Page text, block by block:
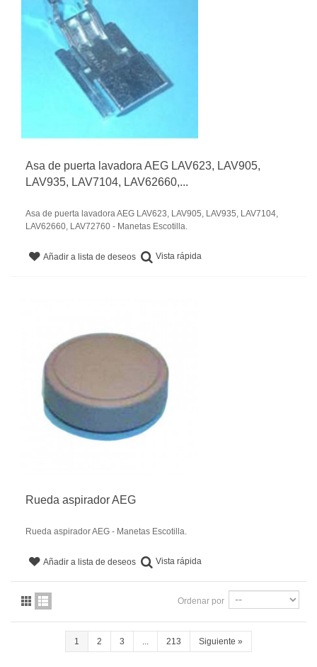
Asa de puerta lavadora AEG LAV623, LAV905,
LAV935, LAV7104, LAV62660,...
Asa de puerta lavadora AEG LAV623, LAV905, LAV935, LAV7104,
LAV62660, LAV72760 - Manetas Escotilla.
Añadir a lista de deseos Vista rápida
Rueda aspirador AEG
Rueda aspirador AEG - Manetas Escotilla.
Añadir a lista de deseos Vista rápida
Ordenar por
1 2 3 213 Siguiente »